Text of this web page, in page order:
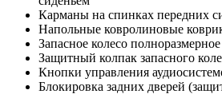
Карманы на спинках передних
Напольные ковролиновые
Запасное колесо полноразмерное
Защитный колпак запасного
Кнопки управления
Блокировка задних дверей